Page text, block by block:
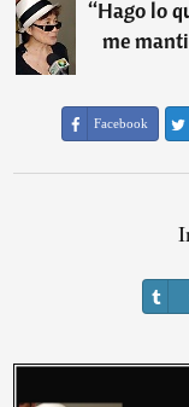
“Hago lo
me
Facebook